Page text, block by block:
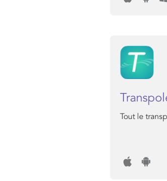
Tout le